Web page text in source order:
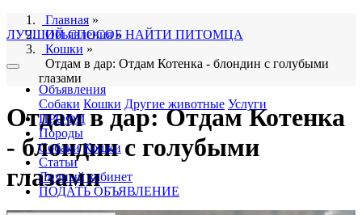
ЛУЧШИЙ СПОСОБ НАЙТИ ПИТОМЦА
Объявления
Собаки Кошки Другие животные Услуги
ПРОФИ
Породы
Собаки Кошки
Статьи
Личный кабинет
ПОДАТЬ ОБЪЯВЛЕНИЕ
Главная »
Объявления»
Кошки »
Отдам в дар: Отдам Котенка - блондин с голубыми
глазами
Отдам в дар: Отдам Котенка
- блондин с голубыми
глазами